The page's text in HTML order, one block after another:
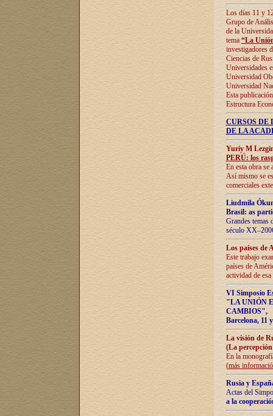
Los días 11 y
Grupo de
de la
tema “La
investigadores
Ciencias de
Universidades
Universidad
Universidad
Esta
Estructura
CURSOS
DE LA
Yuriy M
PERÚ: los
En esta obra se
Así mismo se
comerciales
Liudmila
Brasil: as
Grandes temas
século
Los países de
Este trabajo
países de
actividad de
VI Simposio
"LA UNIÓN
CAMBIOS",
Barcelona, 11
La visión de
(La
En la
(más
Rusia y
Actas del
a la